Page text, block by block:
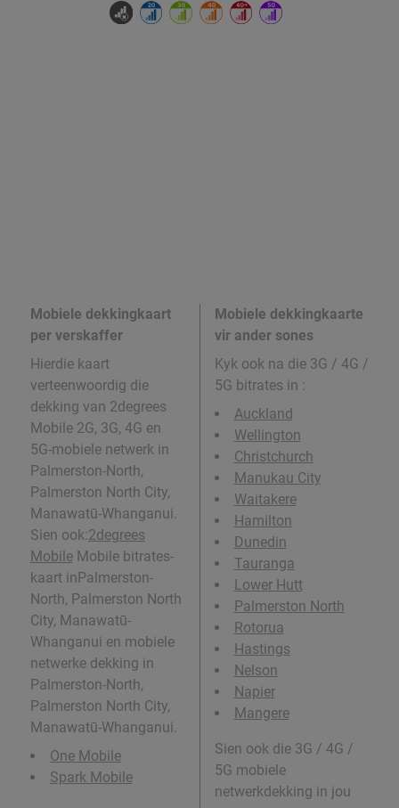
Mobiele dekkingkaart
per verskaffer
Hierdie kaart
verteenwoordig die
dekking van 2degrees
Mobile 2G, 3G, 4G en
5G-mobiele netwerk in
Palmerston-North,
Palmerston North City,
Manawatū-Whanganui.
Sien ook:2degrees
MobileMobile bitrates-
kaart inPalmerston-
North, Palmerston North
City, Manawatū-
Whanganui en mobiele
netwerke dekking in
Palmerston-North,
Palmerston North City,
Manawatū-Whanganui.
One Mobile
Spark Mobile
Mobiele dekkingkaarte
vir ander sones
Kyk ook na die 3G / 4G /
5G bitrates in :
Auckland
Wellington
Christchurch
Manukau City
Waitakere
Hamilton
Dunedin
Tauranga
Lower Hutt
Palmerston North
Rotorua
Hastings
Nelson
Napier
Mangere
Sien ook die 3G / 4G /
5G mobiele
netwerkdekking in jou